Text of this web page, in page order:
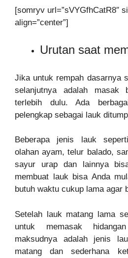
[somryv url=”sVYGfhCatR8″
align=”center”]
Urutan saat
Jika untuk rempah dasarnya
selanjutnya adalah masak
terlebih dulu. Ada
pelengkap sebagai lauk
Beberapa jenis lauk
olahan ayam, telur balado,
sayur urap dan lainnya
membuat lauk bisa Anda
butuh waktu cukup lama agar
Setelah lauk matang lama
untuk memasak
maksudnya adalah jenis
matang dan sederhana